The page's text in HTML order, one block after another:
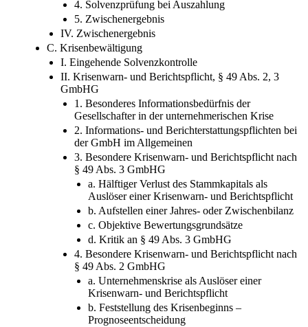
4. Solvenzprüfung bei Auszahlung
5. Zwischenergebnis
IV. Zwischenergebnis
C. Krisenbewältigung
I. Eingehende Solvenzkontrolle
II. Krisenwarn- und Berichtspflicht, § 49 Abs. 2, 3
GmbHG
1. Besonderes Informationsbedürfnis der
Gesellschafter in der unternehmerischen Krise
2. Informations- und Berichterstattungspflichten bei
der GmbH im Allgemeinen
3. Besondere Krisenwarn- und Berichtspflicht nach
§ 49 Abs. 3 GmbHG
a. Hälftiger Verlust des Stammkapitals als
Auslöser einer Krisenwarn- und Berichtspflicht
b. Aufstellen einer Jahres- oder Zwischenbilanz
c. Objektive Bewertungsgrundsätze
d. Kritik an § 49 Abs. 3 GmbHG
4. Besondere Krisenwarn- und Berichtspflicht nach
§ 49 Abs. 2 GmbHG
a. Unternehmenskrise als Auslöser einer
Krisenwarn- und Berichtspflicht
b. Feststellung des Krisenbeginns –
Prognoseentscheidung